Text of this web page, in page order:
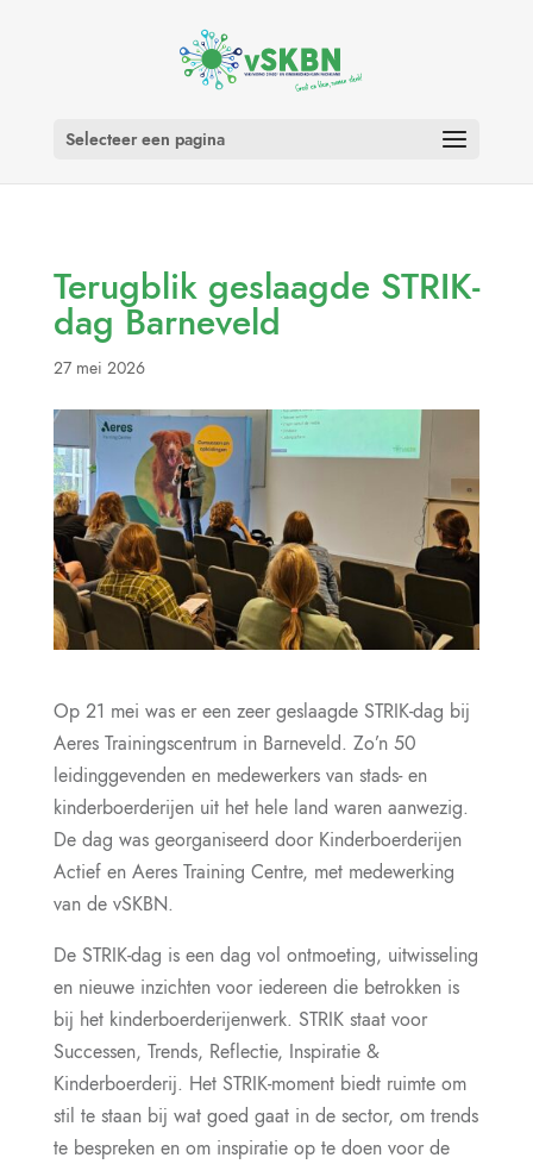
Selecteer een pagina
Terugblik geslaagde STRIK-
dag Barneveld
27 mei 2026
Op 21 mei was er een zeer geslaagde STRIK-dag bij
Aeres Trainingscentrum in Barneveld. Zo’n 50
leidinggevenden en medewerkers van stads- en
kinderboerderijen uit het hele land waren aanwezig.
De dag was georganiseerd door Kinderboerderijen
Actief en Aeres Training Centre, met medewerking
van de vSKBN.
De STRIK-dag is een dag vol ontmoeting, uitwisseling
en nieuwe inzichten voor iedereen die betrokken is
bij het kinderboerderijenwerk. STRIK staat voor
Successen, Trends, Reflectie, Inspiratie &
Kinderboerderij. Het STRIK-moment biedt ruimte om
stil te staan bij wat goed gaat in de sector, om trends
te bespreken en om inspiratie op te doen voor de